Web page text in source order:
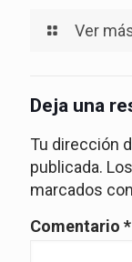
Ver
Deja una
Tu dirección
publicada.
marcados con
Comentario *